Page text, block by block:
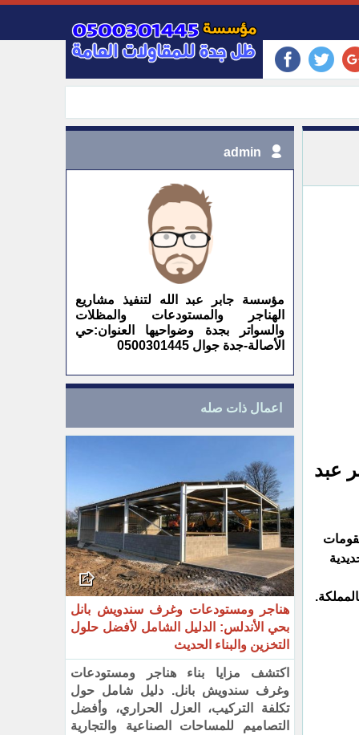
عبد
admin
مؤسسة جابر عبد الله لتنفيذ مشاريع
الهناجر والمستودعات والمظلات
والسواتر بجدة وضواحيها العنوان:حي
الأصالة-جدة جوال 0500301445
اعمال ذات صله
هناجر ومستودعات وغرف سندويش بانل
بحي الأندلس: الدليل الشامل لأفضل حلول
التخزين والبناء الحديث
اكتشف مزايا بناء هناجر ومستودعات
وغرف سندويش بانل. دليل شامل حول
تكلفة التركيب، العزل الحراري، وأفضل
التصاميم للمساحات الصناعية والتجارية